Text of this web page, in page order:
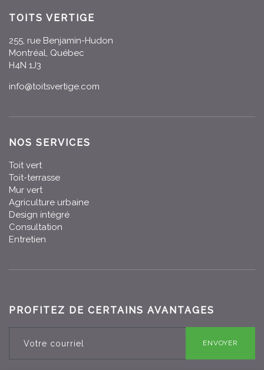
TOITS VERTIGE
255, rue Benjamin-Hudon
Montréal, Québec
H4N 1J3
info@toitsvertige.com
NOS SERVICES
Toit vert
Toit-terrasse
Mur vert
Agriculture urbaine
Design intégré
Consultation
Entretien
PROFITEZ DE CERTAINS AVANTAGES
ENVOYER